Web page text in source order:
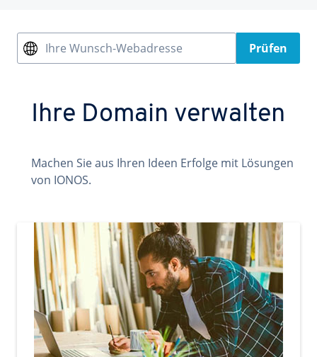
Ihre Wunsch-Webadresse Prüfen
Ihre Domain verwalten
Machen Sie aus Ihren Ideen Erfolge mit Lösungen
von IONOS.